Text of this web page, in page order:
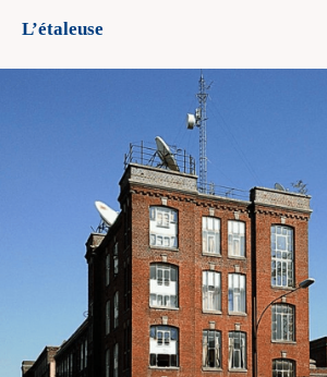
L’étaleuse